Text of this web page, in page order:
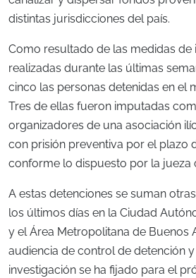
distintas jurisdicciones del país.
Como resultado de las medidas de
realizadas durante las últimas
cinco las personas detenidas en el
Tres de ellas fueron imputadas
organizadores de una asociación
con prisión preventiva por el plazo
conforme lo dispuesto por la jueza
A estas detenciones se suman
los últimos días en la Ciudad
y el Área Metropolitana de Buenos
audiencia de control de detención
investigación se ha fijado para el